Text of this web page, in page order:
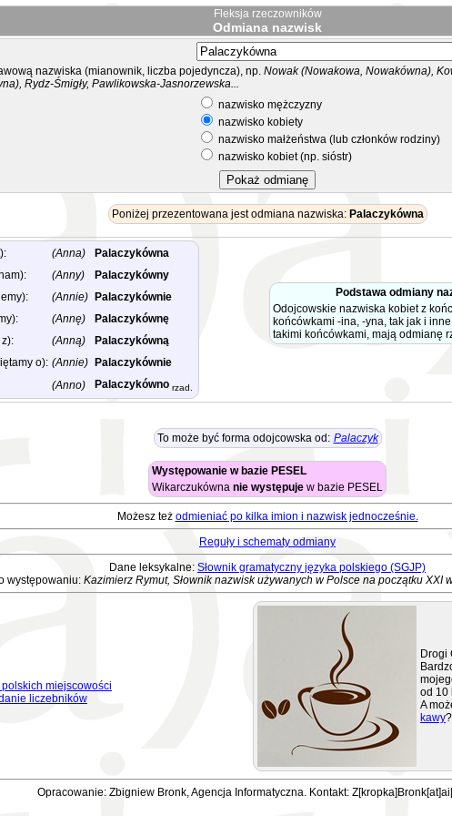
Fleksja rzeczowników
Odmiana nazwisk
nazwiska (mianownik, liczba pojedyncza), np. Nowak (Nowakowa, Nowakówna),
Rydz-Śmigły, Pawlikowska-Jasnorzewska...
nazwisko mężczyzny
nazwisko kobiety
nazwisko małżeństwa (lub członków rodziny)
nazwisko kobiet (np. sióstr)
Poniżej przezentowana jest odmiana nazwiska: Palaczykówna
(Anna)
Palaczykówna
(Anny)
Palaczykówny
(Annie)
Palaczykównie
(Annę)
Palaczykównę
(Anną)
Palaczykówną
o): (Annie)
Palaczykównie
(Anno) Palaczykówno rzad.
Podstawa odmiany
Odojcowskie nazwiska kobiet z
końcówkami -ina, -yna, tak jak i
takimi końcówkami, mają odmianę
To może być forma odojcowska od: Palaczyk
Występowanie w bazie PESEL
Wikarczukówna nie występuje w bazie PESEL
Możesz też odmieniać po kilka imion i nazwisk jednocześnie.
Reguły i schematy odmiany
Dane leksykalne: Słownik gramatyczny języka polskiego (SGJP)
występowaniu: Kazimierz Rymut, Słownik nazwisk używanych w Polsce na początku XXI
miejscowości
liczebników
Drogi
od 10
A
kawy
Opracowanie: Zbigniew Bronk, Agencja Informatyczna. Kontakt: